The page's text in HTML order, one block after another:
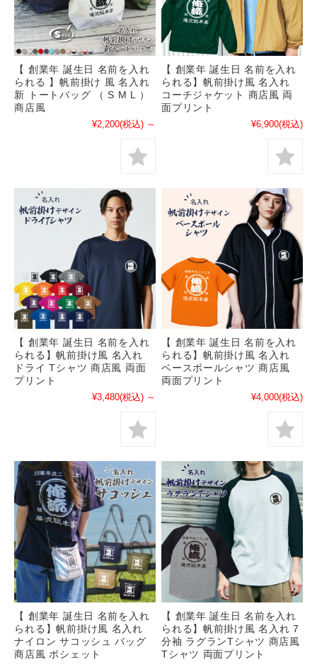
【 創業年 誕生日 名前を入れ
られる 】帆前掛け 風 名入れ
新 トートバッグ （ S M L ）
商店風
¥2,200(税込) ～
【 創業年 誕生日 名前を入れ
られる】帆前掛け風 名入れ
コーチジャケット 商店風 両
面プリント
¥6,900(税込)
【 創業年 誕生日 名前を入れ
られる】帆前掛け風 名入れ
ドライ Tシャツ 商店風 両面
プリント
¥3,480(税込) ～
【 創業年 誕生日 名前を入れ
られる】帆前掛け風 名入れ
ベースボールシャツ 商店風
両面プリント
¥4,000(税込)
【 創業年 誕生日 名前を入れ
られる】帆前掛け風 名入れ
ナイロン サコッシュ バッグ
商店風 ポシェット
【 創業年 誕生日 名前を入れ
られる】帆前掛け風 名入れ 7
分袖 ラグランTシャツ 商店風
Tシャツ 両面プリント